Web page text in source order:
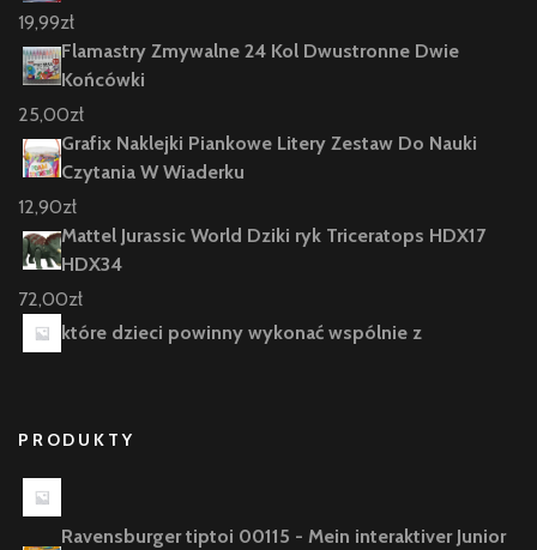
19,99zł
Flamastry Zmywalne 24 Kol Dwustronne Dwie
Końcówki
25,00zł
Grafix Naklejki Piankowe Litery Zestaw Do Nauki
Czytania W Wiaderku
12,90zł
Mattel Jurassic World Dziki ryk Triceratops HDX17
HDX34
72,00zł
które dzieci powinny wykonać wspólnie z
PRODUKTY
Ravensburger tiptoi 00115 - Mein interaktiver Junior